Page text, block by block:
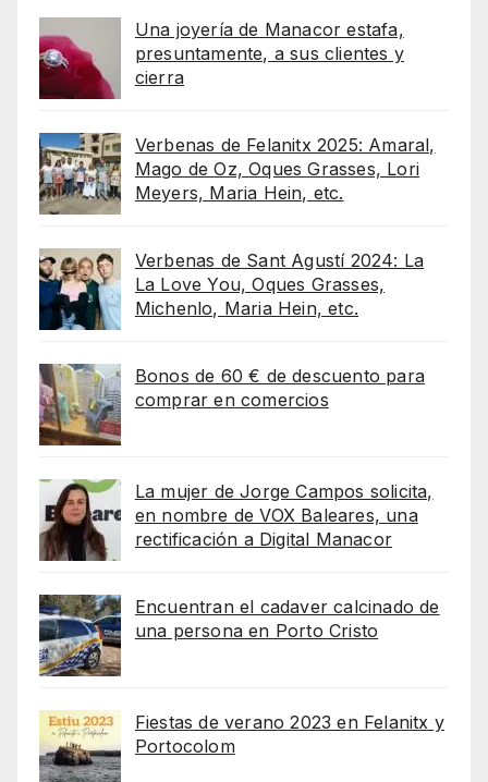
Una joyería de Manacor estafa,
presuntamente, a sus clientes y
cierra
Verbenas de Felanitx 2025: Amaral,
Mago de Oz, Oques Grasses, Lori
Meyers, Maria Hein, etc.
Verbenas de Sant Agustí 2024: La
La Love You, Oques Grasses,
Michenlo, Maria Hein, etc.
Bonos de 60 € de descuento para
comprar en comercios
La mujer de Jorge Campos solicita,
en nombre de VOX Baleares, una
rectificación a Digital Manacor
Encuentran el cadaver calcinado de
una persona en Porto Cristo
Fiestas de verano 2023 en Felanitx y
Portocolom